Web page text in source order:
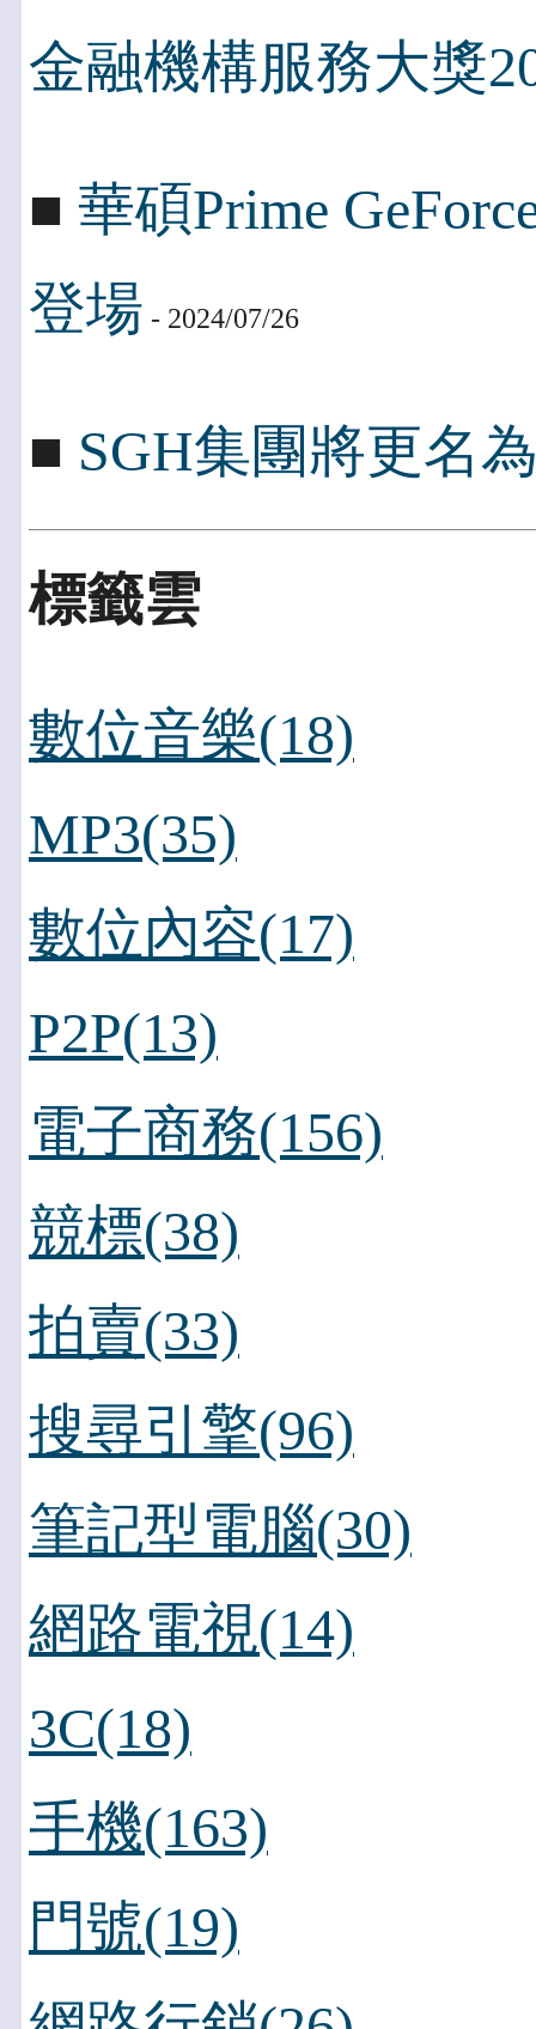
金融機構服務大獎
■ 華碩Prime
登場 - 2024/07/26
■ SGH集團將更名
標籤雲
數位音樂(18)
MP3(35)
數位內容(17)
P2P(13)
電子商務(156)
競標(38)
拍賣(33)
搜尋引擎(96)
筆記型電腦(30)
網路電視(14)
3C(18)
手機(163)
門號(19)